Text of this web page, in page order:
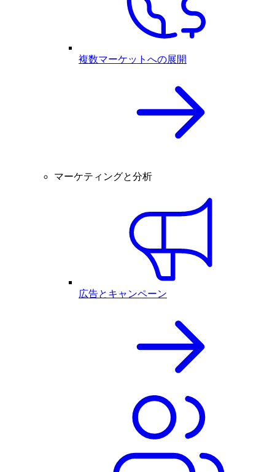
複数マーケットへの展開
マーケティングと分析
広告とキャンペーン